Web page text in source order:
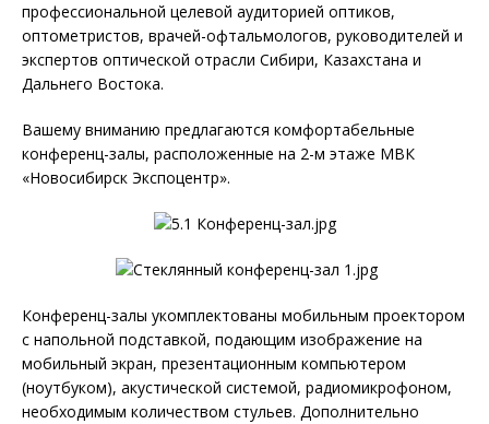
профессиональной целевой аудиторией оптиков,
оптометристов, врачей-офтальмологов, руководителей и
экспертов оптической отрасли Сибири, Казахстана и
Дальнего Востока.
Вашему вниманию предлагаются комфортабельные
конференц-залы, расположенные на 2-м этаже МВК
«Новосибирск Экспоцентр».
Конференц-залы укомплектованы мобильным проектором
с напольной подставкой, подающим изображение на
мобильный экран, презентационным компьютером
(ноутбуком), акустической системой, радиомикрофоном,
необходимым количеством стульев. Дополнительно